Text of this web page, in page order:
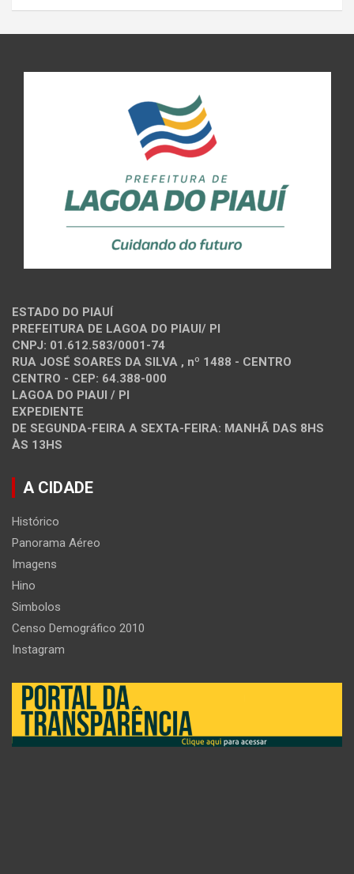
ESTADO DO PIAUÍ
PREFEITURA DE LAGOA DO PIAUI/ PI
CNPJ: 01.612.583/0001-74
RUA JOSÉ SOARES DA SILVA , nº 1488 - CENTRO
CENTRO - CEP: 64.388-000
LAGOA DO PIAUI / PI
EXPEDIENTE
DE SEGUNDA-FEIRA A SEXTA-FEIRA: MANHÃ DAS 8HS
ÀS 13HS
A CIDADE
Histórico
Panorama Aéreo
Imagens
Hino
Simbolos
Censo Demográfico 2010
Instagram